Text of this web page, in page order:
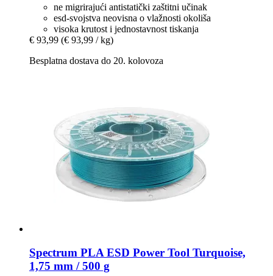
ne migrirajući antistatički zaštitni učinak
esd-svojstva neovisna o vlažnosti okoliša
visoka krutost i jednostavnost tiskanja
€ 93,99 (€ 93,99 / kg)
Besplatna dostava do 20. kolovoza
Spectrum PLA ESD Power Tool Turquoise,
1,75 mm / 500 g